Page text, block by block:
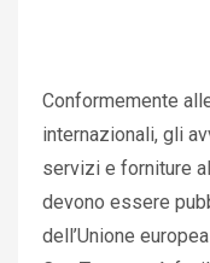
Conformemente
internazionali, gli
servizi e forniture
devono essere
dell’Unione